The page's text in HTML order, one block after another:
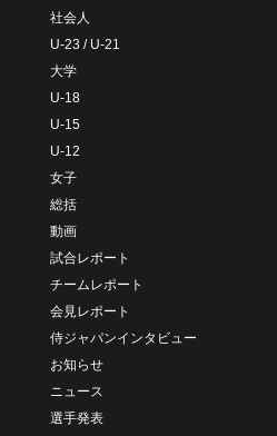
社会人
U-23 / U-21
大学
U-18
U-15
U-12
女子
総括
動画
試合レポート
チームレポート
会見レポート
侍ジャパンインタビュー
お知らせ
ニュース
選手発表